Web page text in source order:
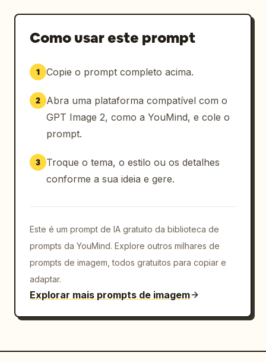
Como usar este prompt
1 Copie o prompt completo acima.
2
Abra uma plataforma compatível com o
GPT Image 2, como a YouMind, e cole o
prompt.
3
Troque o tema, o estilo ou os detalhes
conforme a sua ideia e gere.
Este é um prompt de IA gratuito da biblioteca de
prompts da YouMind. Explore outros milhares de
prompts de imagem, todos gratuitos para copiar e
adaptar.
Explorar mais prompts de imagem